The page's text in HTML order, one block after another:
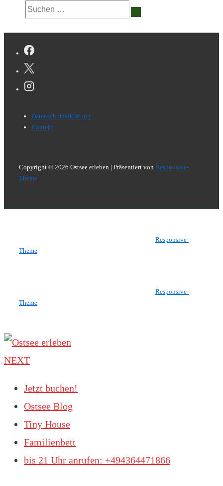
Suchen
nach:
Footer-
Menü
Datenschutzerklärung
Kontakt
Copyright © 2026 Ostsee erleben | Präsentiert von Responsive-
Theme
Responsive-
Theme
Responsive-
Theme
NEXT
Jetzt buchen!
Ostsee Blog
Tiny House
Familienbett
bis 21 Uhr anrufen: +494364471866